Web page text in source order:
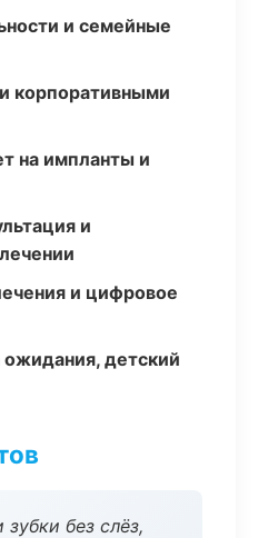
и семейные
корпоративными
на импланты и
и
и цифровое
детский
без слёз,